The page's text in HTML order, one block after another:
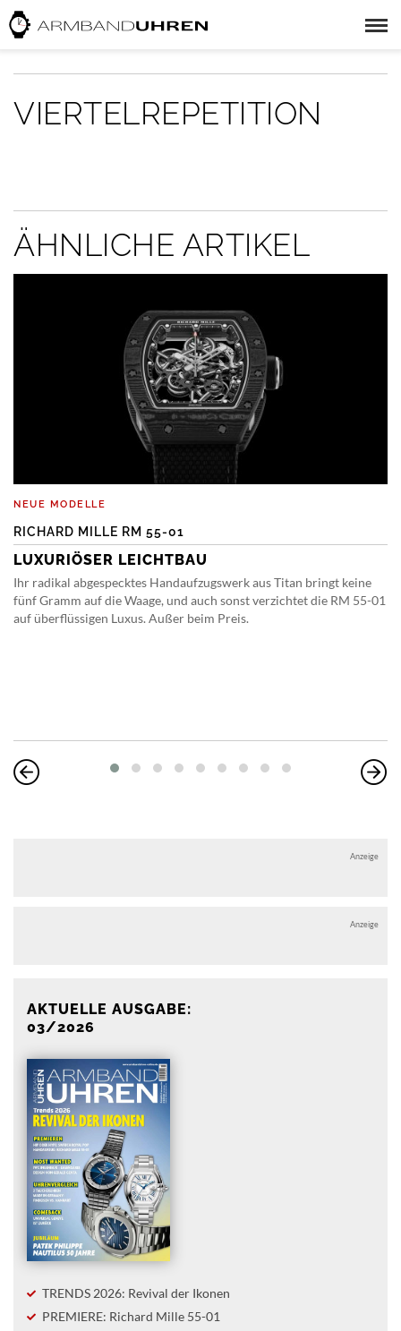
VIERTELREPETITION
ÄHNLICHE ARTIKEL
NEUE MODELLE
RICHARD MILLE RM 55-01
LUXURIÖSER LEICHTBAU
Ihr radikal abgespecktes Handaufzugswerk aus Titan bringt keine
fünf Gramm auf die Waage, und auch sonst verzichtet die RM 55-01
auf überflüssigen Luxus. Außer beim Preis.
Anzeige
Anzeige
AKTUELLE AUSGABE:
03/2026
TRENDS 2026: Revival der Ikonen
PREMIERE: Richard Mille 55-01